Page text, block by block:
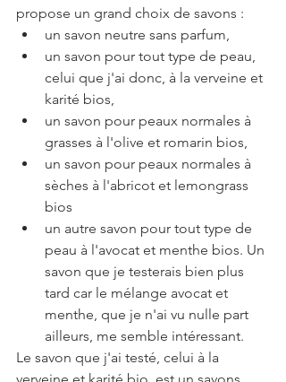
propose un grand choix de savons :
un savon neutre sans parfum,
un savon pour tout type de peau,
celui que j'ai donc, à la verveine et
karité bios,
un savon pour peaux normales à
grasses à l'olive et romarin bios,
un savon pour peaux normales à
sèches à l'abricot et lemongrass
bios
un autre savon pour tout type de
peau à l'avocat et menthe bios. Un
savon que je testerais bien plus
tard car le mélange avocat et
menthe, que je n'ai vu nulle part
ailleurs, me semble intéressant.
Le savon que j'ai testé, celui à la